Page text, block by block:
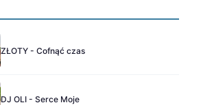
ZŁOTY - Cofnąć czas
DJ OLI - Serce Moje